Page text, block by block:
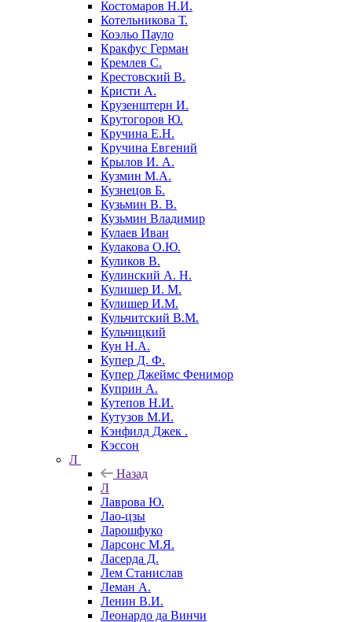
Костомаров Н.И.
Котельникова Т.
Коэльо Пауло
Кракфус Герман
Кремлев С.
Крестовский В.
Кристи А.
Крузенштерн И.
Крутогоров Ю.
Кручина Е.Н.
Кручина Евгений
Крылов И. А.
Кузмин М.А.
Кузнецов Б.
Кузьмин В. В.
Кузьмин Владимир
Кулаев Иван
Кулакова О.Ю.
Куликов В.
Кулинский А. Н.
Кулишер И. М.
Кулишер И.М.
Кульчитский В.М.
Кульчицкий
Кун Н.А.
Купер Д. Ф.
Купер Джеймс Фенимор
Куприн А.
Кутепов Н.И.
Кутузов М.И.
Кэнфилд Джек .
Кэссон
Л
Назад
Л
Лаврова Ю.
Лао-цзы
Ларошфуко
Ларсонс М.Я.
Ласерда Д.
Лем Станислав
Леман А.
Ленин В.И.
Леонардо да Винчи